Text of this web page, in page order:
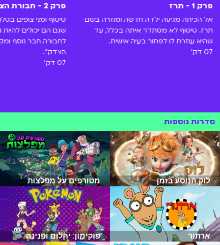
פרק 1 - תרז
אל הכיתה מגיעה ילדה חדשה ומוזרה בשם
תרז. טיטוף לא מסתדר איתה בכלל, עד
שהיא עוזרת לו לפתור בעיה אישית.
07 דק'
פרק 2 - חבורת הצדק
טיטוף ומני צופים
שגם הם יכולים
לחבורה חבר נוסף
הצדק".
07 דק'
סדרות נוספות
לוק הנוסע בזמן מטורפים על מפלצות
ארתור פוקימון: יהלום ופנינה